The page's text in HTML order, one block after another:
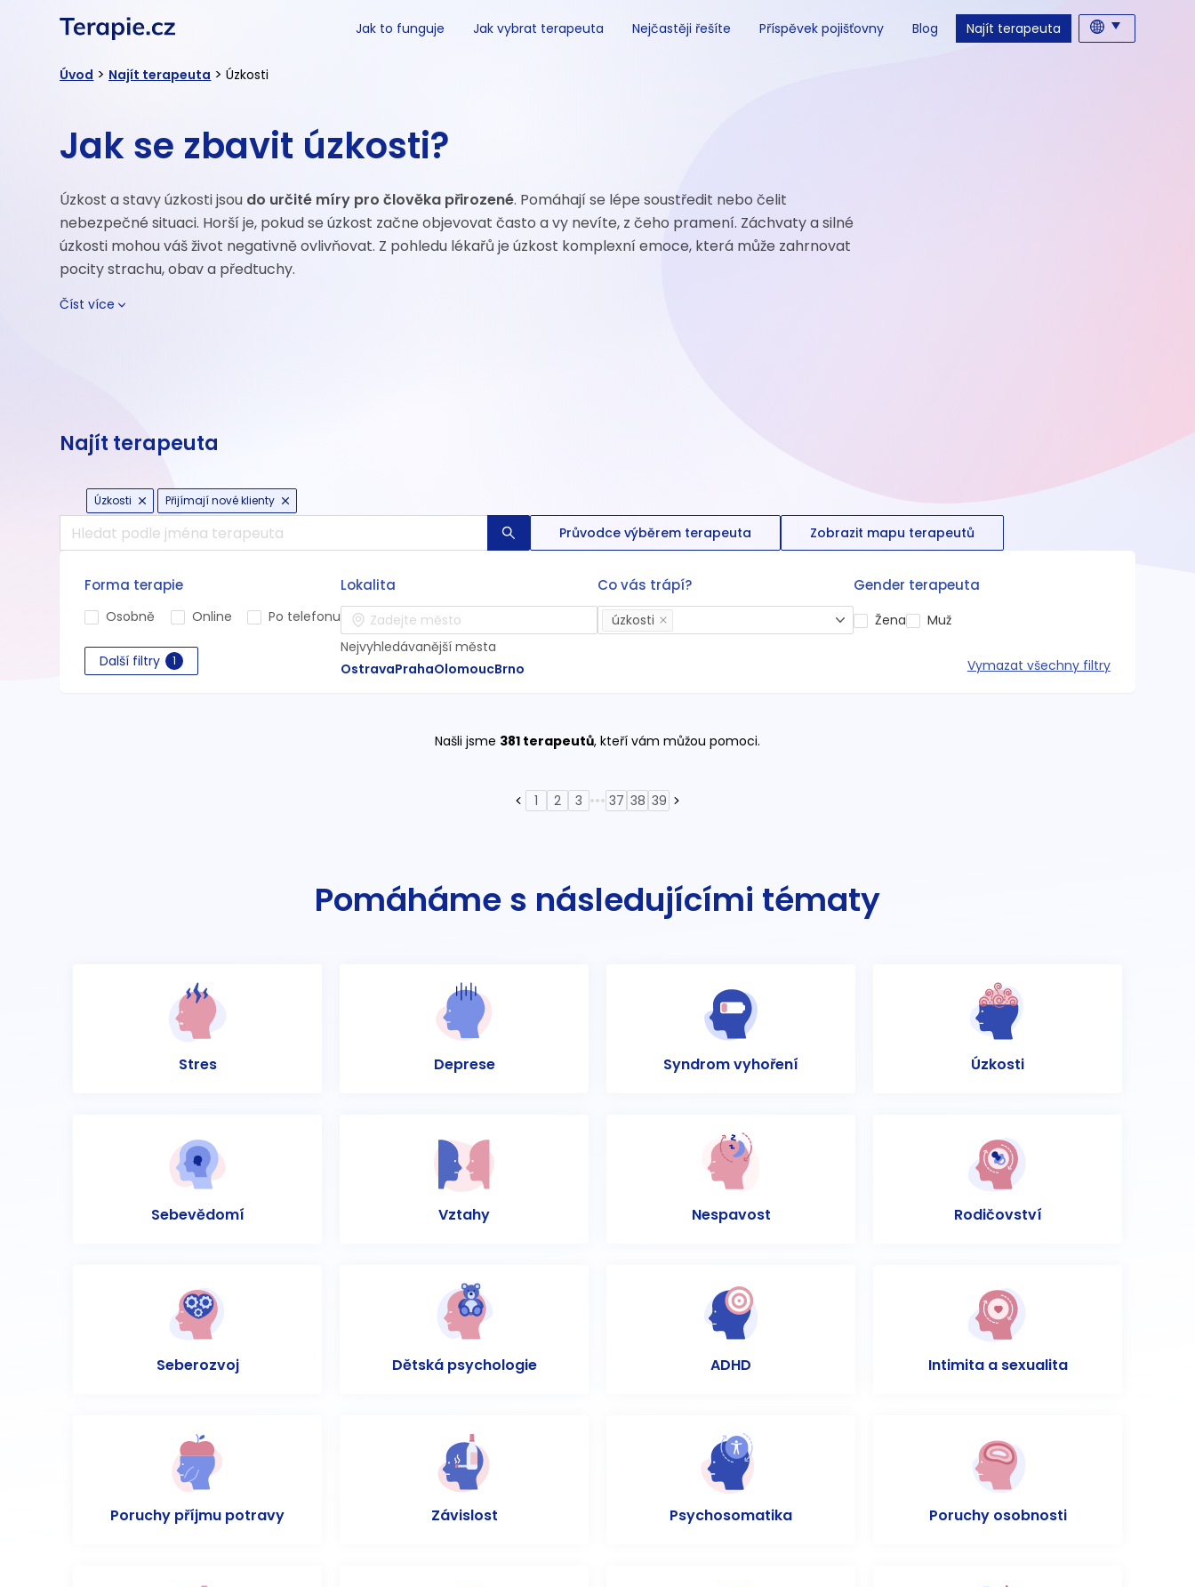
Jak to funguje Jak vybrat terapeuta Nejčastěji řešíte Příspěvek pojišťovny Blog Najít terapeuta
Úvod > Najít terapeuta > Úzkosti
Jak se zbavit úzkosti?
Úzkost a stavy úzkosti jsou do určité míry pro člověka přirozené. Pomáhají se lépe soustředit nebo čelit
nebezpečné situaci. Horší je, pokud se úzkost začne objevovat často a vy nevíte, z čeho pramení. Záchvaty a silné
úzkosti mohou váš život negativně ovlivňovat. Z pohledu lékařů je úzkost komplexní emoce, která může zahrnovat
pocity strachu, obav a předtuchy.
Číst více
Najít terapeuta
Průvodce výběrem terapeuta Zobrazit mapu terapeutů
Forma terapie
Osobně Online Po telefonu
Lokalita
Nejvyhledávanější města
OstravaPrahaOlomoucBrno
Co vás trápí?
úzkosti
Gender terapeuta
Žena Muž
Další filtry 1 Vymazat všechny filtry
Úzkosti Přijímají nové klienty
Našli jsme 381 terapeutů, kteří vám můžou pomoci.
1 2 3 ••• 37 38 39
Pomáháme s následujícími tématy
Stres Deprese Syndrom vyhoření Úzkosti
Sebevědomí Vztahy Nespavost Rodičovství
Seberozvoj Dětská psychologie ADHD Intimita a sexualita
Poruchy příjmu potravy Závislost Psychosomatika Poruchy osobnosti